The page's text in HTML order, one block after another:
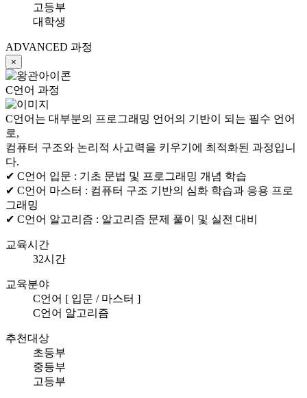
고등부
대학생
ADVANCED 과정
×
C언어 과정
C언어는 대부분의 프로그래밍 언어의 기반이 되는 필수 언어
로,
컴퓨터 구조와 논리적 사고력을 키우기에 최적화된 과정입니
다.
✔ C언어 입문 : 기초 문법 및 프로그래밍 개념 학습
✔ C언어 마스터 : 컴퓨터 구조 기반의 심화 학습과 응용 프로
그래밍
✔ C언어 알고리즘 : 알고리즘 문제 풀이 및 실전 대비
교육시간
32시간
교육분야
C언어 [ 입문 / 마스터 ]
C언어 알고리즘
추천대상
초등부
중등부
고등부